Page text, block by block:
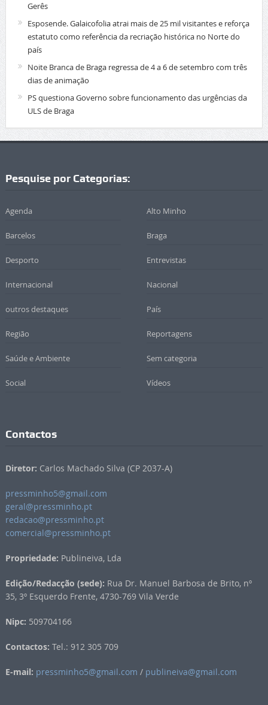
Gerês
Esposende. Galaicofolia atrai mais de 25 mil visitantes e reforça
estatuto como referência da recriação histórica no Norte do
país
Noite Branca de Braga regressa de 4 a 6 de setembro com três
dias de animação
PS questiona Governo sobre funcionamento das urgências da
ULS de Braga
Pesquise por Categorias:
Agenda Alto Minho
Barcelos Braga
Desporto Entrevistas
Internacional Nacional
outros destaques País
Região Reportagens
Saúde e Ambiente Sem categoria
Social Vídeos
Contactos
Diretor: Carlos Machado Silva (CP 2037-A)
pressminho5@gmail.com
geral@pressminho.pt
redacao@pressminho.pt
comercial@pressminho.pt
Propriedade: Publineiva, Lda
Edição/Redacção (sede): Rua Dr. Manuel Barbosa de Brito, nº
35, 3º Esquerdo Frente, 4730-769 Vila Verde
Nipc: 509704166
Contactos: Tel.: 912 305 709
E-mail: pressminho5@gmail.com / publineiva@gmail.com